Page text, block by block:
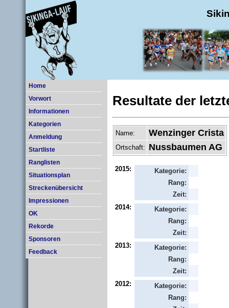
Home
Vorwort
Informationen
Kategorien
Anmeldung
Startliste
Ranglisten
Situationsplan
Streckenübersicht
Impressionen
OK
Rekorde
Sponsoren
Feedback
Resultate der
Name: Wenzinger Crista
Ortschaft: Nussbaumen AG
2015:
Kategorie:
Rang:
Zeit:
2014:
Kategorie:
Rang:
Zeit:
2013:
Kategorie:
Rang:
Zeit:
2012:
Kategorie:
Rang: